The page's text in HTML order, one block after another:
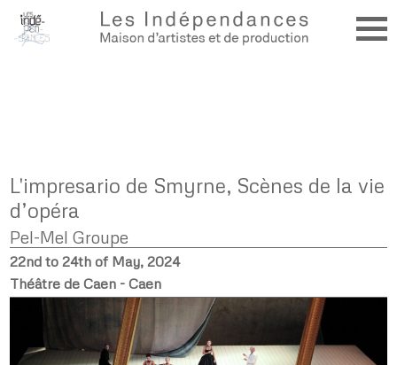
L'impresario de Smyrne, Scènes de la vie
d’opéra
Pel-Mel Groupe
22nd to 24th of May, 2024
Théâtre de Caen - Caen